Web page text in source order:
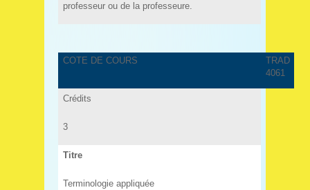
professeur ou de la professeure.
COTE DE COURS
TRAD
4061
Crédits
3
Titre
Terminologie appliquée